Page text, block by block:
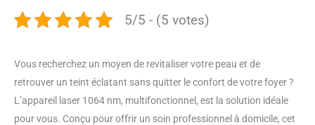
5/5 - (5 votes)
Vous recherchez un moyen de revitaliser votre peau et de
retrouver un teint éclatant sans quitter le confort de votre foyer ?
L’appareil laser 1064 nm, multifonctionnel, est la solution idéale
pour vous. Conçu pour offrir un soin professionnel à domicile, cet